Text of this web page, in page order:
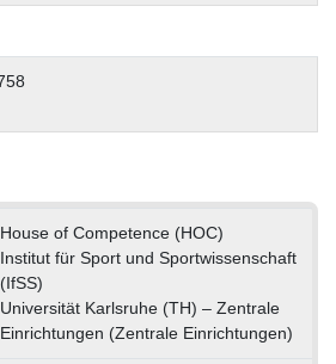
House of Competence (HOC)
Institut für Sport und Sportwissenschaft
(IfSS)
Universität Karlsruhe (TH) – Zentrale
Einrichtungen (Zentrale Einrichtungen)